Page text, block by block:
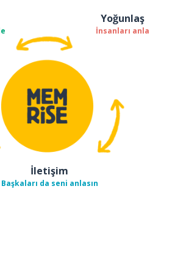
Yoğunlaş
İnsanları anla
İletişim
Başkaları da seni anlasın